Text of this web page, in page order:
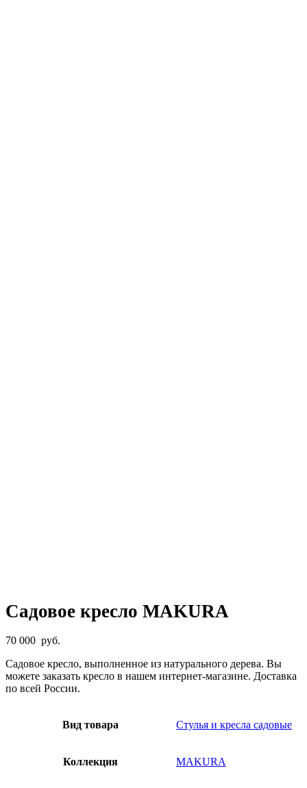
Садовое кресло MAKURA
70 000 руб.
Садовое кресло, выполненное из натурального дерева. Вы
можете заказать кресло в нашем интернет-магазине. Доставка
по всей России.
Вид товара Стулья и кресла садовые
Коллекция MAKURA